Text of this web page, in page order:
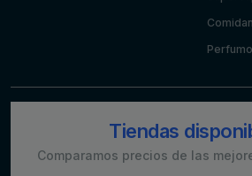
Tiendas
Comparamos precios de las